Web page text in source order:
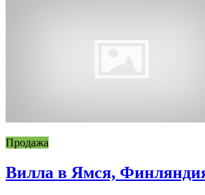
Продажа
Вилла в Ямся,